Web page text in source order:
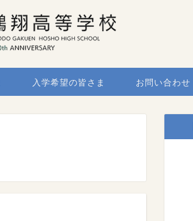
入学希望の皆さま お問い合わせ